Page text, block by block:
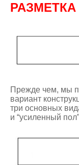
РАЗМЕТКА
Прежде чем, мы
вариант
три основных
и “усиленный